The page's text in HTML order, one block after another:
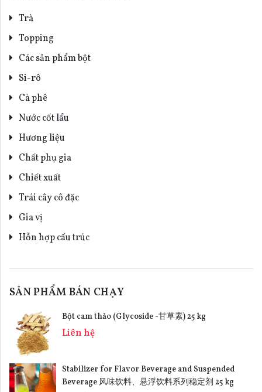
Trà
Topping
Các sản phẩm bột
Si-rô
Cà phê
Nước cốt lẩu
Hương liệu
Chất phụ gia
Chiết xuất
Trái cây cô đặc
Gia vị
Hỗn hợp cấu trúc
SẢN PHẨM BÁN CHẠY
Bột cam thảo (Glycoside -甘草素) 25 kg
Liên hệ
Stabilizer for Flavor Beverage and Suspended
Beverage 风味饮料、悬浮饮料系列稳定剂 25 kg